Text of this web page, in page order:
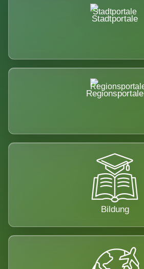
Stadtportale
Regionsportale
Bildung